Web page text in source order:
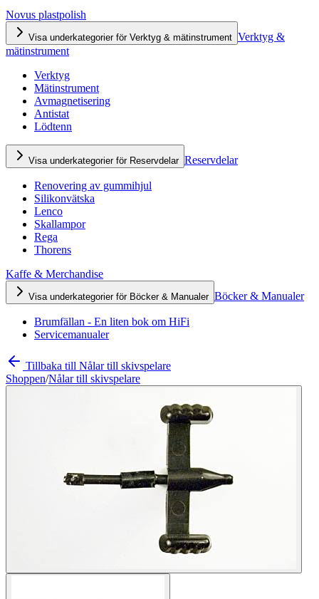
Novus plastpolish
Visa underkategorier för Verktyg & mätinstrument Verktyg &
mätinstrument
Verktyg
Mätinstrument
Avmagnetisering
Antistat
Lödtenn
Visa underkategorier för Reservdelar Reservdelar
Renovering av gummihjul
Silikonvätska
Lenco
Skallampor
Rega
Thorens
Kaffe & Merchandise
Visa underkategorier för Böcker & Manualer Böcker & Manualer
Brumfällan - En liten bok om HiFi
Servicemanualer
Tillbaka till Nålar till skivspelare
Shoppen/Nålar till skivspelare